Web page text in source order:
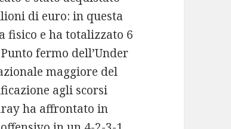
di euro: in questa
fisico e ha totalizzato 6
fermo dell’Under
maggiore del
agli scorsi
ha affrontato in